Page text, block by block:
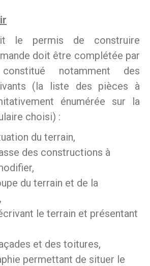
le permis de construire
doit être complétée par
notamment des
(la liste des pièces à
énumérée sur la
choisi) :
du terrain,
des constructions à
du terrain et de la
le terrain et présentant
et des toitures,
permettant de situer le